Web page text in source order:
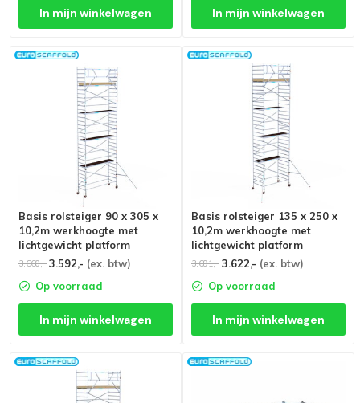
In mijn winkelwagen In mijn winkelwagen
Basis rolsteiger 90 x 305 x
10,2m werkhoogte met
lichtgewicht platform
3.660,- 3.592,- (ex. btw)
Op voorraad
In mijn winkelwagen
Basis rolsteiger 135 x 250 x
10,2m werkhoogte met
lichtgewicht platform
3.691,- 3.622,- (ex. btw)
Op voorraad
In mijn winkelwagen